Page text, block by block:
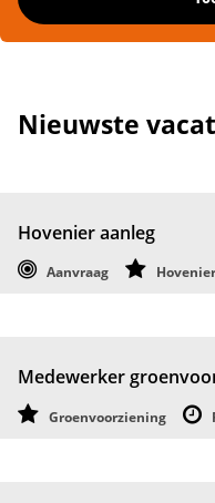
Nieuwste
Hovenier aanleg
Aanvraag Hovenier
Medewerker
Groenvoorziening